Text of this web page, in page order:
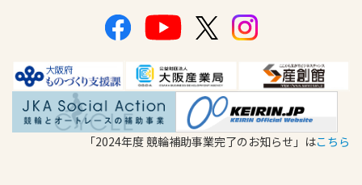
「2024年度 競輪補助事業完了のお知らせ」はこちら